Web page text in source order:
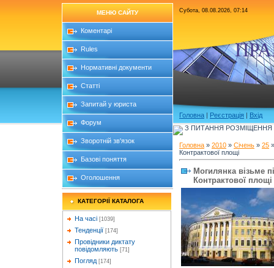
МЕНЮ САЙТУ
Коментарі
Rules
Нормативні документи
Статті
Запитай у юриста
Форум
Зворотній зв'язок
Базові поняття
Оголошення
КАТЕГОРІЇ КАТАЛОГА
На часі [1039]
Тенденції [174]
Провідники диктату
повідомляють [71]
Погляд [174]
Субота, 08.08.2026, 07:14
Головна | Реєстрація | Вхід
З ПИТАННЯ РОЗМІЩЕННЯ
Головна » 2010 » Січень » 25
Контрактової площі
Могилянка візьме
Контрактової площі